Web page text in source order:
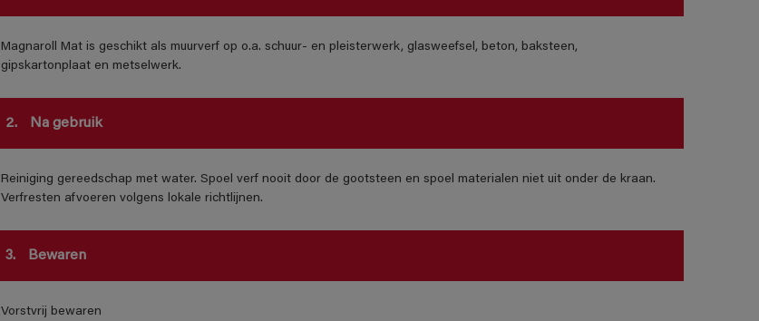
Magnaroll Mat is geschikt als muurverf op o.a. schuur- en pleisterwerk, glasweefsel, beton, baksteen,
gipskartonplaat en metselwerk.
2. Na gebruik
Reiniging gereedschap met water. Spoel verf nooit door de gootsteen en spoel materialen niet uit onder de kraan.
Verfresten afvoeren volgens lokale richtlijnen.
3. Bewaren
Vorstvrij bewaren